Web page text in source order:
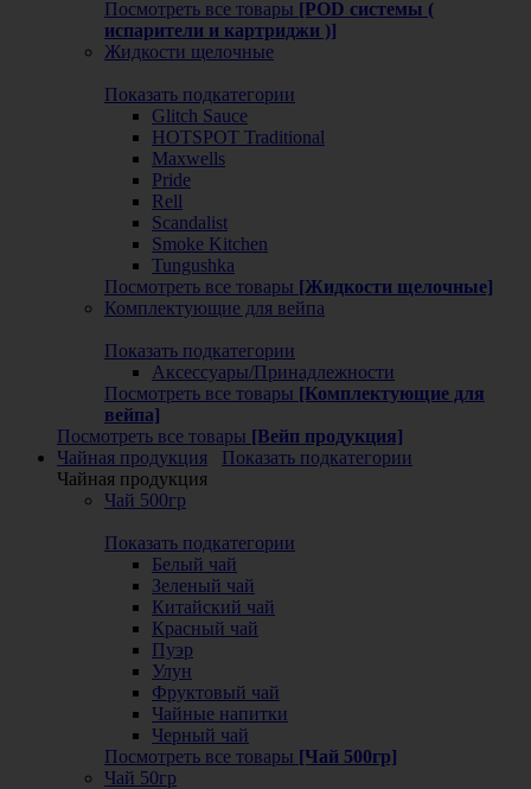
Посмотреть все товары [POD системы (
испарители и картриджи )]
Жидкости щелочные
Показать подкатегории
Glitch Sauce
HOTSPOT Traditional
Maxwells
Pride
Rell
Scandalist
Smoke Kitchen
Tungushka
Посмотреть все товары [Жидкости щелочные]
Комплектующие для вейпа
Показать подкатегории
Аксессуары/Принадлежности
Посмотреть все товары [Комплектующие для
вейпа]
Посмотреть все товары [Вейп продукция]
Чайная продукция
Показать подкатегории
Чайная продукция
Чай 500гр
Показать подкатегории
Белый чай
Зеленый чай
Китайский чай
Красный чай
Пуэр
Улун
Фруктовый чай
Чайные напитки
Черный чай
Посмотреть все товары [Чай 500гр]
Чай 50гр